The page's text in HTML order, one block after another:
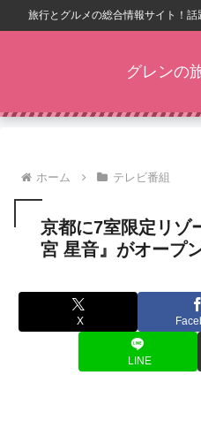
旅行とグルメの総合情報サイト！
グレンの
ホーム テレビ番組
京都に7室限定リゾ
宮 星音』がオープ
X
LINE